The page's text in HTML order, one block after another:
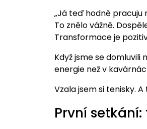
„Já teď hodně pracuju
To znělo vážně.
Transformace je
Když jsme se domluvili
energie než v
Vzala jsem si tenisky.
První